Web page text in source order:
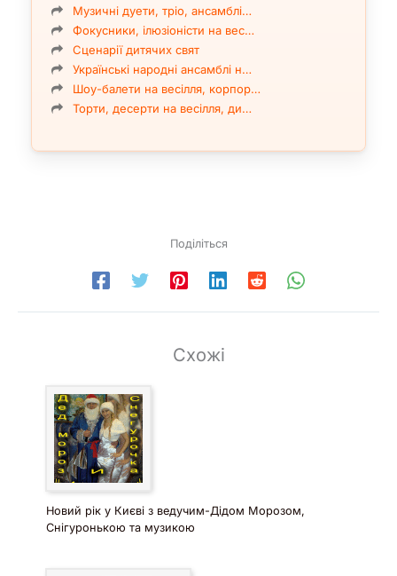
Музичні дуети, тріо, ансамблі…
Фокусники, ілюзіоністи на вес…
Сценарії дитячих свят
Українські народні ансамблі н…
Шоу-балети на весілля, корпор…
Торти, десерти на весілля, ди…
Поділіться
Схожі
Новий рік у Києві з ведучим-Дідом Морозом,
Снігуронькою та музикою